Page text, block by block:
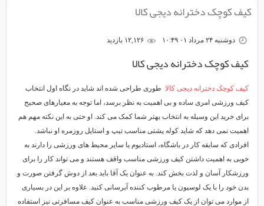
کیف کوچک دخترانه دیجی کالا
دوشنبه ۲۴ مرداد ۰۱ ۱۰:۴۹
کیف کوچک دخترانه دیجی کالا
کیف کوچک دخترانه دیجی کالا طوری طراحی شده اند شاید در نگاه اول انتخاب
کیف ورزشی امری ساده و بی اهمیت به نظر برسد، اما توجه به معیارهای صحیح
برای خرید این وسیله به انتخاب بهتر شما کمک می کند. او حتی به این نکته مهم هم
اهمیت نمی دهد که شاید کوله پشتی مناسب تیپ و استایل روزمره او نباشد.
افرادی که سابقه کار در باشگاه، استادیوم یا سایر محیط های ورزشی را دارند به
خوبی به اهمیت داشتن کیف ورزشی مناسب واقف هستند و می تواند کار را برای
ورزشکار آسان و لذت بخش کند. به عنوان یک آقا باید بعد از دوش گرفتن صورت و
بدن خود را با یک لوسیون یا مرطوب کننده آبرسانی کنید. علاوه بر این در بسیاری
از موارد می توان از یک کیف ورزشی مناسب به عنوان کیف مسافرتی نیز استفاده